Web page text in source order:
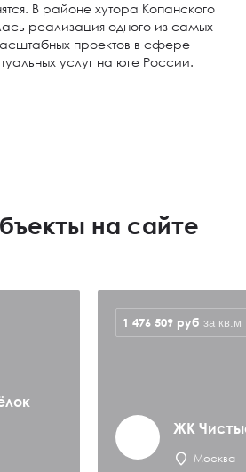
В районе хутора Копанского
реализация одного из самых
проектов в сфере
услуг на юге России.
на сайте
ЖК
Москва
1 476 509 руб за кв.м